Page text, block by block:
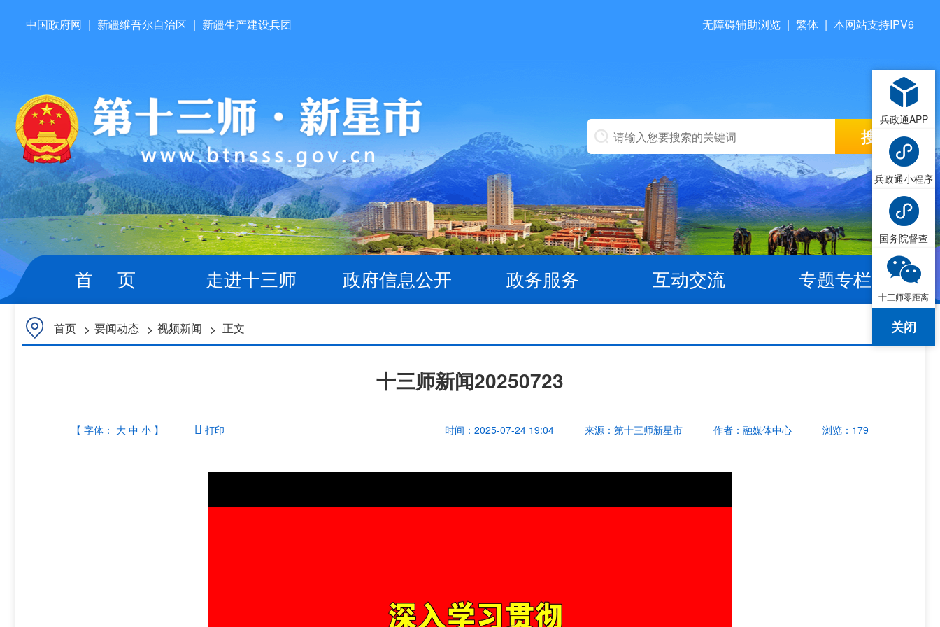
中国政府网 | 新疆维吾尔自治区 | 新疆生产建设兵团 无障碍辅助浏览 | 繁体 | 本网站支持IPV6
首 页 走进十三师 政府信息公开 政务服务 互动交流 专题专栏
首页 > 要闻动态 > 视频新闻 > 正文
十三师新闻20250723
【 字体： 大 中 小 】  打印 时间： 2025-07-24 19:04 来源： 第十三师新星市 作者： 融媒体中心 浏览： 179
兵政通APP
兵政通小程序
国务院督查
十三师零距离
关闭